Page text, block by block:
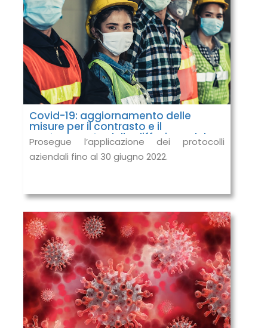
Covid-19: aggiornamento delle
misure per il contrasto e il
contenimento della diffusione del
virus negli ambienti di lavoro
Prosegue l’applicazione dei protocolli
aziendali fino al 30 giugno 2022.